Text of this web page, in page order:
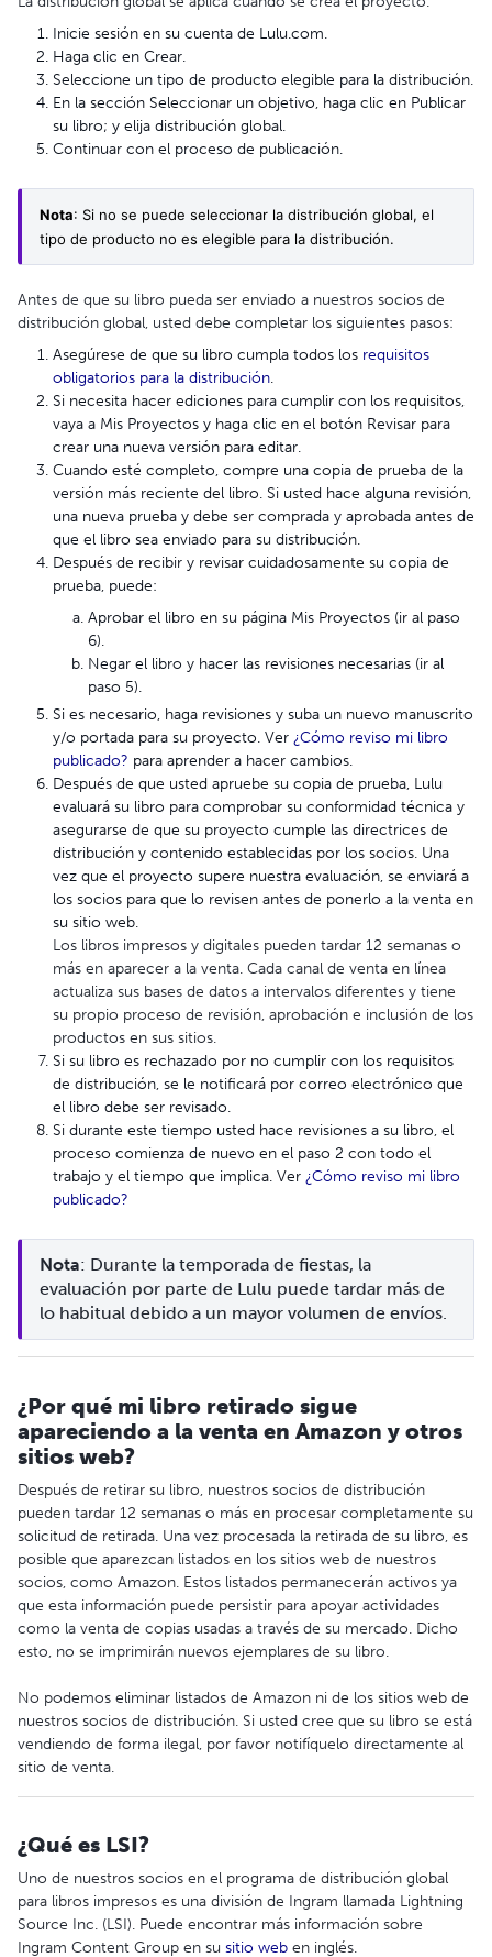
Inicie sesión en su cuenta de Lulu.com.
Haga clic en Crear.
Seleccione un tipo de producto elegible para la distribución.
En la sección Seleccionar un objetivo, haga clic en Publicar
su libro; y elija distribución global.
Continuar con el proceso de publicación.
Nota: Si no se puede seleccionar la distribución global, el
tipo de producto no es elegible para la distribución.
Antes de que su libro pueda ser enviado a nuestros socios de
distribución global, usted debe completar los siguientes pasos:
Asegúrese de que su libro cumpla todos los requisitos
obligatorios para la distribución.
Si necesita hacer ediciones para cumplir con los requisitos,
vaya a Mis Proyectos y haga clic en el botón Revisar para
crear una nueva versión para editar.
Cuando esté completo, compre una copia de prueba de la
versión más reciente del libro. Si usted hace alguna revisión,
una nueva prueba y debe ser comprada y aprobada antes de
que el libro sea enviado para su distribución.
Después de recibir y revisar cuidadosamente su copia de
prueba, puede:
Aprobar el libro en su página Mis Proyectos (ir al paso
6).
Negar el libro y hacer las revisiones necesarias (ir al
paso 5).
Si es necesario, haga revisiones y suba un nuevo manuscrito
y/o portada para su proyecto. Ver ¿Cómo reviso mi libro
publicado? para aprender a hacer cambios.
Después de que usted apruebe su copia de prueba, Lulu
evaluará su libro para comprobar su conformidad técnica y
asegurarse de que su proyecto cumple las directrices de
distribución y contenido establecidas por los socios. Una
vez que el proyecto supere nuestra evaluación, se enviará a
los socios para que lo revisen antes de ponerlo a la venta en
su sitio web.
Los libros impresos y digitales pueden tardar 12 semanas o
más en aparecer a la venta. Cada canal de venta en línea
actualiza sus bases de datos a intervalos diferentes y tiene
su propio proceso de revisión, aprobación e inclusión de los
productos en sus sitios.
Si su libro es rechazado por no cumplir con los requisitos
de distribución, se le notificará por correo electrónico que
el libro debe ser revisado.
Si durante este tiempo usted hace revisiones a su libro, el
proceso comienza de nuevo en el paso 2 con todo el
trabajo y el tiempo que implica. Ver ¿Cómo reviso mi libro
publicado?
Nota: Durante la temporada de fiestas, la
evaluación por parte de Lulu puede tardar más de
lo habitual debido a un mayor volumen de envíos.
¿Por qué mi libro retirado sigue
apareciendo a la venta en Amazon y otros
sitios web?
Después de retirar su libro, nuestros socios de distribución
pueden tardar 12 semanas o más en procesar completamente su
solicitud de retirada. Una vez procesada la retirada de su libro, es
posible que aparezcan listados en los sitios web de nuestros
socios, como Amazon. Estos listados permanecerán activos ya
que esta información puede persistir para apoyar actividades
como la venta de copias usadas a través de su mercado. Dicho
esto, no se imprimirán nuevos ejemplares de su libro.
No podemos eliminar listados de Amazon ni de los sitios web de
nuestros socios de distribución. Si usted cree que su libro se está
vendiendo de forma ilegal, por favor notifíquelo directamente al
sitio de venta.
¿Qué es LSI?
Uno de nuestros socios en el programa de distribución global
para libros impresos es una división de Ingram llamada Lightning
Source Inc. (LSI). Puede encontrar más información sobre
Ingram Content Group en su sitio web en inglés.